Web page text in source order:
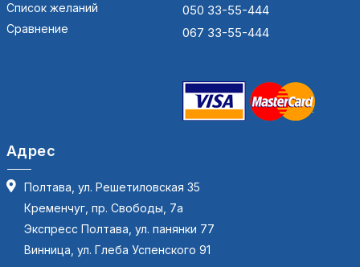
Список желаний
Сравнение
050 33-55-444
067 33-55-444
Адрес
Полтава, ул. Решетиловская 35
Кременчуг, пр. Свободы, 7а
Экспресс Полтава, ул. панянки 77
Винница, ул. Глеба Успенского 91